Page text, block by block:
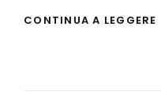
CONTINUA A LEGGERE